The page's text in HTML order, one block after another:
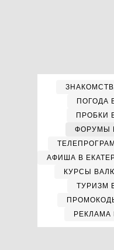
ПОГОДА
ПРОБКИ
ФОРУМЫ
АФИША В
КУРСЫ
ТУРИЗМ
РЕКЛАМА